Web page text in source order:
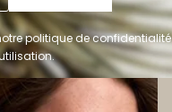
politique de confidentialité